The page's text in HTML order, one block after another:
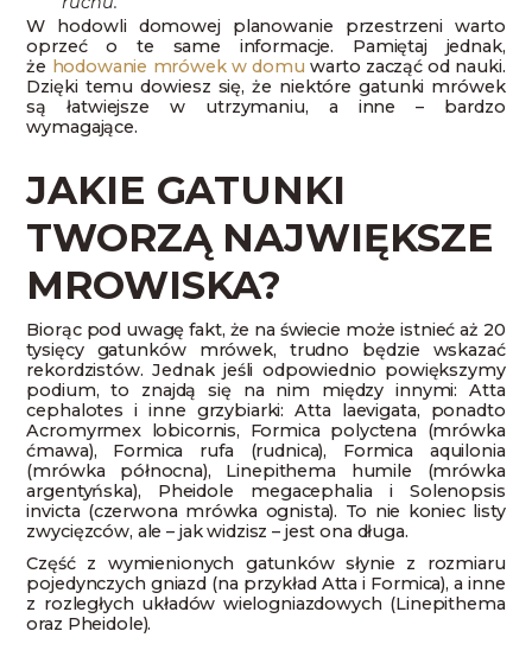
W hodowli domowej planowanie przestrzeni warto
oprzeć o te same informacje. Pamiętaj jednak,
że hodowanie mrówek w domu warto zacząć od nauki.
Dzięki temu dowiesz się, że niektóre gatunki mrówek
są łatwiejsze w utrzymaniu, a inne – bardzo
wymagające.
JAKIE GATUNKI
TWORZĄ NAJWIĘKSZE
MROWISKA?
Biorąc pod uwagę fakt, że na świecie może istnieć aż 20
tysięcy gatunków mrówek, trudno będzie wskazać
rekordzistów. Jednak jeśli odpowiednio powiększymy
podium, to znajdą się na nim między innymi: Atta
cephalotes i inne grzybiarki: Atta laevigata, ponadto
Acromyrmex lobicornis, Formica polyctena (mrówka
ćmawa), Formica rufa (rudnica), Formica aquilonia
(mrówka północna), Linepithema humile (mrówka
argentyńska), Pheidole megacephalia i Solenopsis
invicta (czerwona mrówka ognista). To nie koniec listy
zwycięzców, ale – jak widzisz – jest ona długa.
Część z wymienionych gatunków słynie z rozmiaru
pojedynczych gniazd (na przykład Atta i Formica), a inne
z rozległych układów wielogniazdowych (Linepithema
oraz Pheidole).